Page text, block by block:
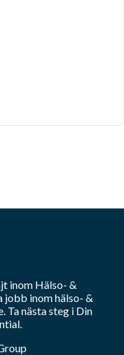
inom Hälso- &
jobb inomhälso- &
nästa steg i Din